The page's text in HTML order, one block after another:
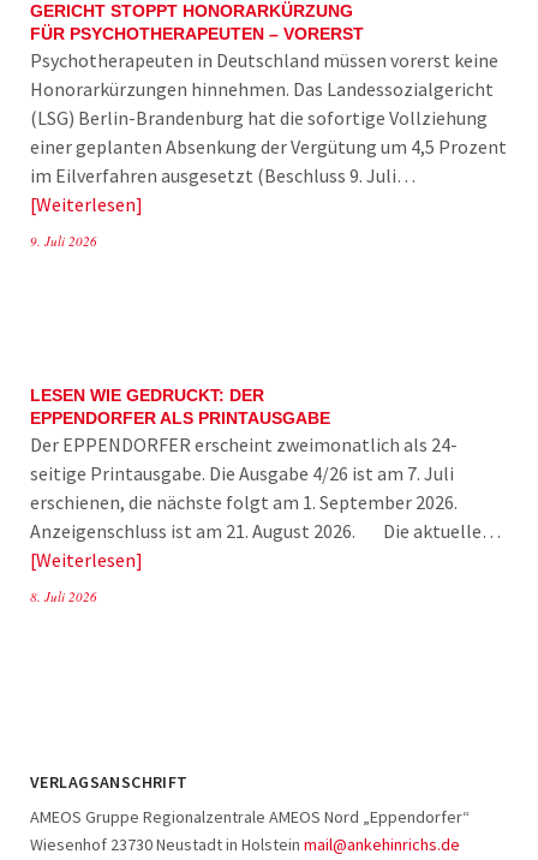
GERICHT STOPPT HONORARKÜRZUNG
FÜR PSYCHOTHERAPEUTEN – VORERST
Psychotherapeuten in Deutschland müssen vorerst keine
Honorarkürzungen hinnehmen. Das Landessozialgericht
(LSG) Berlin-Brandenburg hat die sofortige Vollziehung
einer geplanten Absenkung der Vergütung um 4,5 Prozent
im Eilverfahren ausgesetzt (Beschluss 9. Juli…
Weiterlesen
9. Juli 2026
LESEN WIE GEDRUCKT: DER
EPPENDORFER ALS PRINTAUSGABE
Der EPPENDORFER erscheint zweimonatlich als 24-
seitige Printausgabe. Die Ausgabe 4/26 ist am 7. Juli
erschienen, die nächste folgt am 1. September 2026.
Anzeigenschluss ist am 21. August 2026. Die aktuelle…
Weiterlesen
8. Juli 2026
VERLAGSANSCHRIFT
AMEOS Gruppe Regionalzentrale AMEOS Nord „Eppendorfer“
Wiesenhof 23730 Neustadt in Holstein mail@ankehinrichs.de